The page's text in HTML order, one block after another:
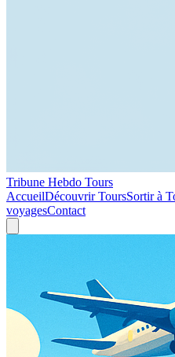
Tribune Hebdo Tours
AccueilDécouvrir ToursSortir à
voyagesContact